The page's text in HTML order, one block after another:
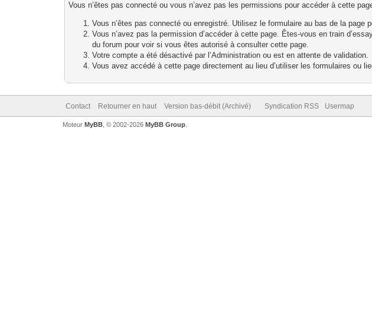
Vous n’êtes pas connecté ou vous n’avez pas les permissions pour accéder à cette
Vous n’êtes pas connecté ou enregistré. Utilisez le formulaire au bas de la page
Vous n’avez pas la permission d’accéder à cette page. Êtes-vous en train
du forum pour voir si vous êtes autorisé à consulter cette page.
Votre compte a été désactivé par l’Administration ou est en attente de validation.
Vous avez accédé à cette page directement au lieu d’utiliser les formulaires ou
Contact Retourner en haut Version bas-débit (Archivé) Syndication RSS Usermap
Moteur MyBB, © 2002-2026 MyBB Group.